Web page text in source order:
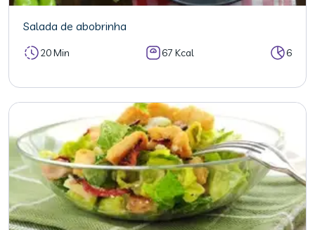
Salada de abobrinha
20 Min 67 Kcal 6